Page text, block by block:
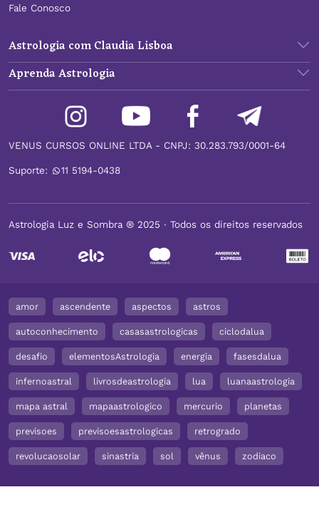
Fale Conosco
Astrologia com Claudia Lisboa
Aprenda Astrologia
VENUS CURSOS ONLINE LTDA - CNPJ: 30.283.793/0001-64
Suporte: 11 5194-0438
Astrologia Luz e Sombra ® 2025 ∙ Todos os direitos reservados
amor ascendente aspectos astros
autoconhecimento casasastrologicas ciclodalua
desafio elementosAstrologia energia fasesdalua
infernoastral livrosdeastrologia lua luanaastrologia
mapa astral mapaastrologico mercurio planetas
previsoes previsoesastrologicas retrogrado
revolucaosolar sinastria sol vênus zodiaco